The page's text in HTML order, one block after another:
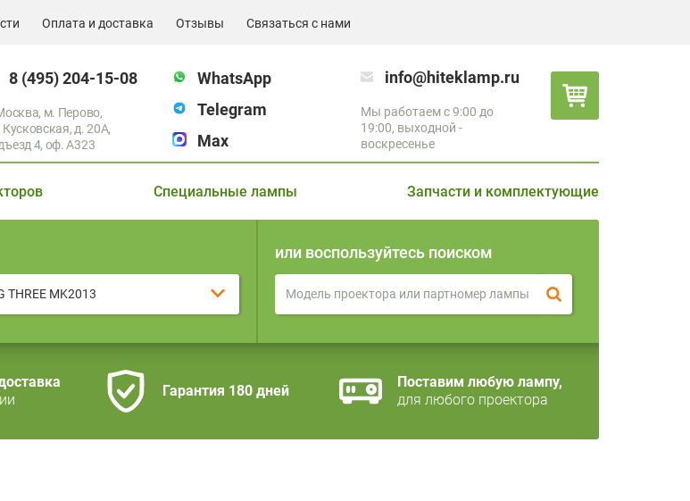
Оплата и доставка Отзывы Связаться с нами
8 (495) 204-15-08
м. Перово,
Кусковская, д. 20А,
4, оф. A323
WhatsApp
Telegram
Max
info@hiteklamp.ru
Мы работаем с 9:00 до
19:00, выходной -
воскресенье
Специальные лампы Запчасти и комплектующие
THREE MK2013
или воспользуйтесь поиском
Гарантия 180 дней
Поставим любую лампу,
для любого проектора